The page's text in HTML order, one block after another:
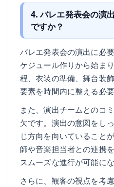
4. バレエ発表会の演
ですか？
バレエ発表会の演出に必
ケジュール作りから始ま
程、衣装の準備、舞台装
要素を時間内に整える必要
また、演出チームとのコ
欠です。演出の意図をし
じ方向を向いていること
師や音楽担当者との連携
スムーズな進行が可能にな
さらに、観客の視点を考